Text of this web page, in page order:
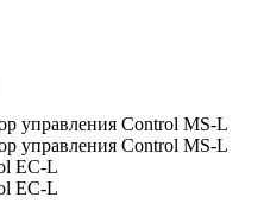
управления Control MS-L
управления Control MS-L
EC-L
EC-L